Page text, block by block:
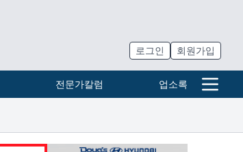
로그인 회원가입
전문가칼럼 업소록